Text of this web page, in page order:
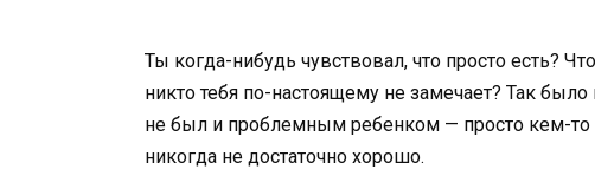
Ты когда-нибудь чувствовал, что просто есть?
никто тебя по-настоящему не замечает? Так
не был и проблемным ребенком — просто кем-то
никогда не достаточно хорошо.